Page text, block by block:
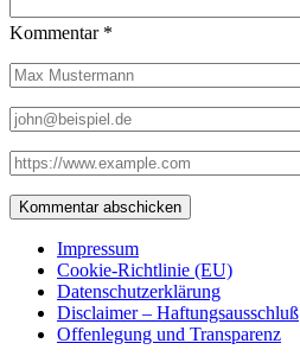
Kommentar *
Impressum
Cookie-Richtlinie (EU)
Datenschutzerklärung
Disclaimer – Haftungsausschluß
Offenlegung und Transparenz